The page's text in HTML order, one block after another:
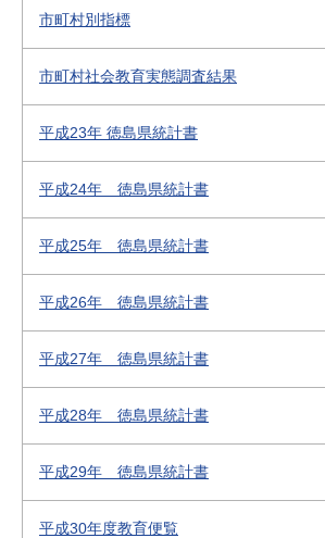
市町村別指標
市町村社会教育実態調査結果
平成23年 徳島県統計書
平成24年 徳島県統計書
平成25年 徳島県統計書
平成26年 徳島県統計書
平成27年 徳島県統計書
平成28年 徳島県統計書
平成29年 徳島県統計書
平成30年度教育便覧